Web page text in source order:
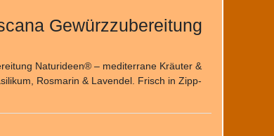
Gewürzzubereitung
Naturideen® – mediterrane Kräuter &
Rosmarin & Lavendel. Frisch in Zipp-